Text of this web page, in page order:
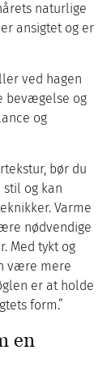
naturlige
ansigtet og er
ved hagen
bevægelse og
og
bør du
og kan
Varme
nødvendige
Med tykt og
være mere
er at holde
form.”
en